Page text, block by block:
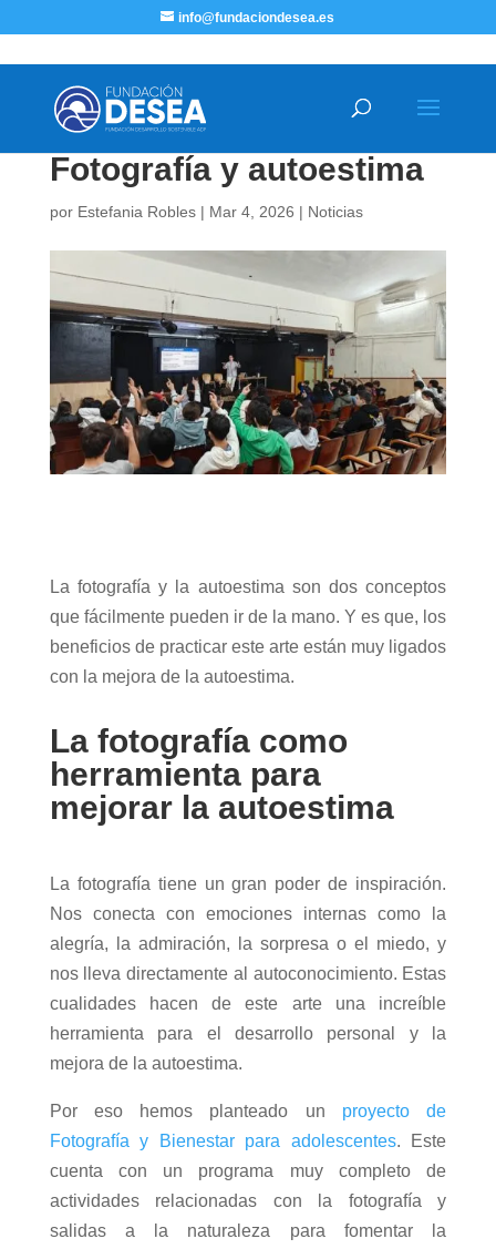
info@fundaciondesea.es
Fotografía y autoestima
por Estefania Robles| Mar 4, 2026 | Noticias
La fotografía y la autoestima son dos conceptos
que fácilmente pueden ir de la mano. Y es que, los
beneficios de practicar este arte están muy ligados
con la mejora de la autoestima.
La fotografía como
herramienta para
mejorar la autoestima
La fotografía tiene un gran poder de inspiración.
Nos conecta con emociones internas como la
alegría, la admiración, la sorpresa o el miedo, y
nos lleva directamente al autoconocimiento. Estas
cualidades hacen de este arte una increíble
herramienta para el desarrollo personal y la
mejora de la autoestima.
Por eso hemos planteado un proyecto de
Fotografía y Bienestar para adolescentes. Este
cuenta con un programa muy completo de
actividades relacionadas con la fotografía y
salidas a la naturaleza para fomentar la